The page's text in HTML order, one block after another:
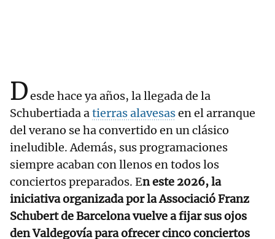
Desde hace ya años, la llegada de la
Schubertiada atierras alavesasen el arranque
del verano se ha convertido en un clásico
ineludible. Además, sus programaciones
siempre acaban con llenos en todos los
conciertos preparados. En este 2026, la
iniciativa organizada por la Associació Franz
Schubert de Barcelona vuelve a fijar sus ojos
den Valdegovía para ofrecer cinco conciertos